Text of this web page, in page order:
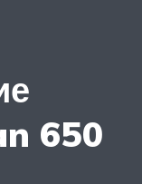
650